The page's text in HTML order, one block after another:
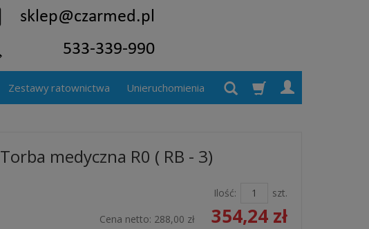
Zestawy ratownictwa Unieruchomienia
Torba medyczna R0 ( RB - 3)
Ilość:
szt.
Cena netto: 288,00 zł 354,24 zł